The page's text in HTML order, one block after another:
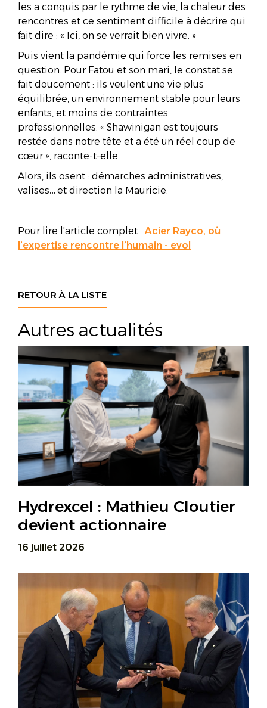
les a conquis par le rythme de vie, la chaleur des
rencontres et ce sentiment difficile à décrire qui
fait dire : « Ici, on se verrait bien vivre. »
Puis vient la pandémie qui force les remises en
question. Pour Fatou et son mari, le constat se
fait doucement : ils veulent une vie plus
équilibrée, un environnement stable pour leurs
enfants, et moins de contraintes
professionnelles. « Shawinigan est toujours
restée dans notre tête et a été un réel coup de
cœur », raconte-t-elle.
Alors, ils osent : démarches administratives,
valises… et direction la Mauricie.
Pour lire l'article complet : Acier Rayco, où
l’expertise rencontre l’humain - evol
RETOUR À LA LISTE
Autres actualités
Hydrexcel : Mathieu Cloutier
devient actionnaire
16 juillet 2026